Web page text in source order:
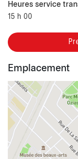
Heures service
15 h 00
Emplacement